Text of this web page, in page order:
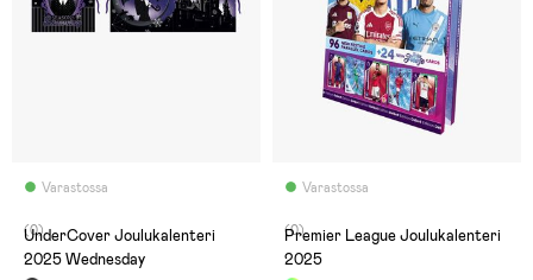
Varastossa
(0)
UnderCover Joulukalenteri
2025 Wednesday
Varastossa
(0)
Premier League Joulukalenteri
2025